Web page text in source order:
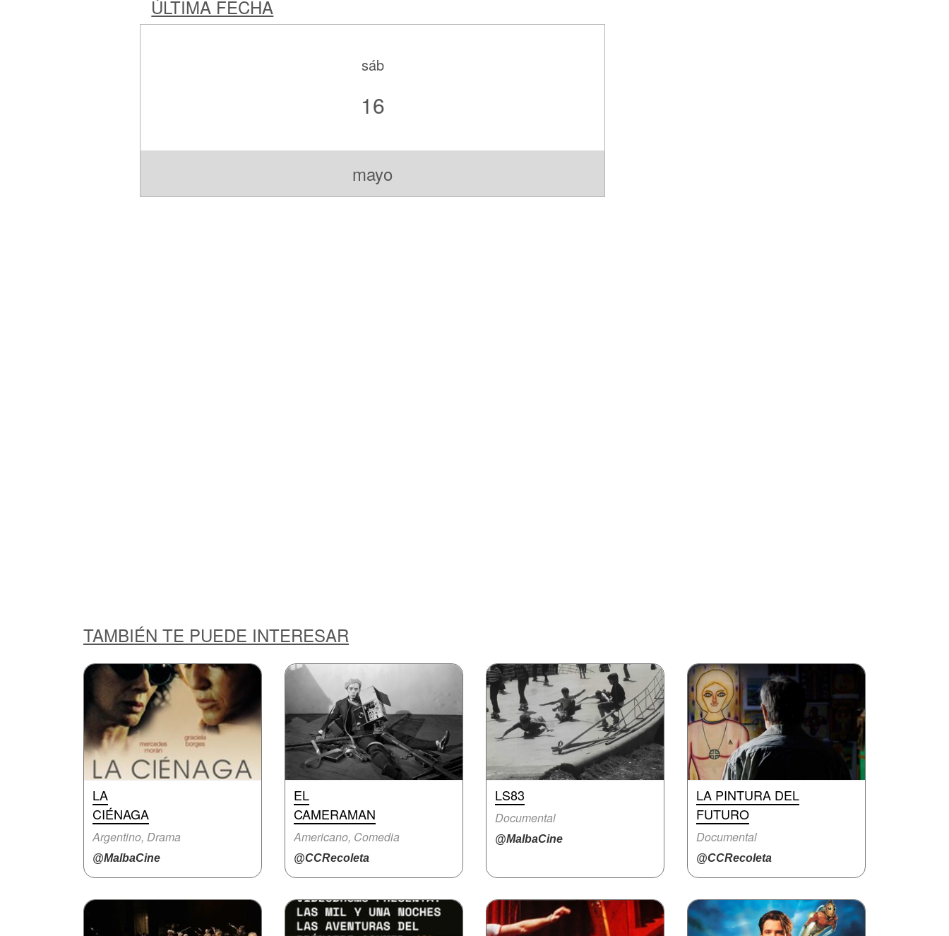
ÚLTIMA FECHA
sáb
16
mayo
TAMBIÉN TE PUEDE INTERESAR
LA
CIÉNAGA
Argentino, Drama
@MalbaCine
EL
CAMERAMAN
Americano, Comedia
@CCRecoleta
LS83
Documental
@MalbaCine
LA PINTURA DEL
FUTURO
Documental
@CCRecoleta